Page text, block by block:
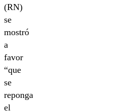
(RN)
se
mostró
a
favor
“que
se
reponga
el